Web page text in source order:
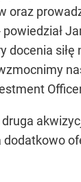
oraz
docenia